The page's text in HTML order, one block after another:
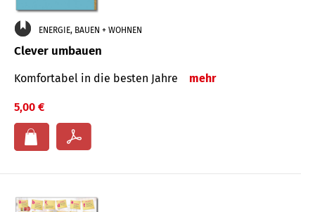
ENERGIE, BAUEN + WOHNEN
Clever umbauen
Komfortabel in die besten Jahre mehr
5,00 €